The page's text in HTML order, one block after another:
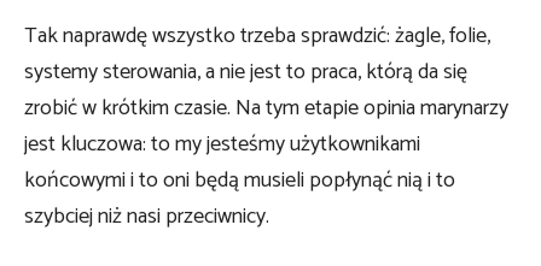
Tak naprawdę wszystko trzeba sprawdzić: żagle, folie,
systemy sterowania, a nie jest to praca, którą da się
zrobić w krótkim czasie. Na tym etapie opinia marynarzy
jest kluczowa: to my jesteśmy użytkownikami
końcowymi i to oni będą musieli popłynąć nią i to
szybciej niż nasi przeciwnicy.